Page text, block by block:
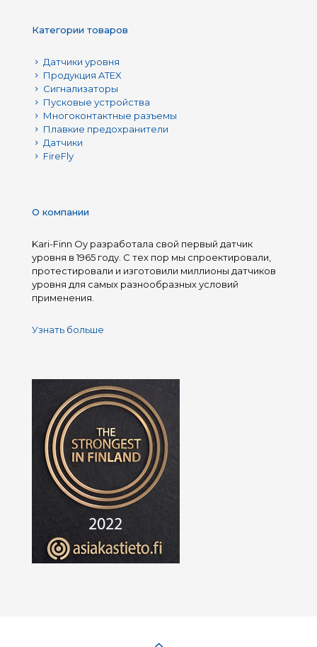
Категории товаров
Датчики уровня
Продукция ATEX
Сигнализаторы
Пусковые устройства
Многоконтактные разъемы
Плавкие предохранители
Датчики
FireFly
О компании
Kari-Finn Oy разработала свой первый датчик
уровня в 1965 году. С тех пор мы спроектировали,
протестировали и изготовили миллионы датчиков
уровня для самых разнообразных условий
применения.
Узнать больше